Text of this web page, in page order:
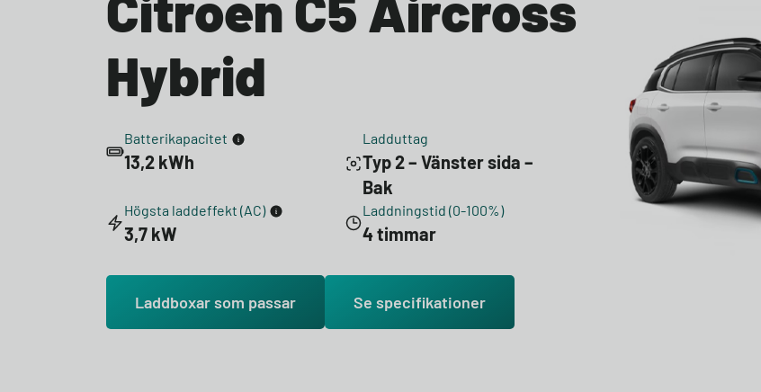
Hybrid
Batterikapacitet
13,2 kWh
Ladduttag
Typ 2 – Vänster sida –
Bak
Högsta laddeffekt (AC)
3,7 kW
Laddningstid (0-100%)
4 timmar
Laddboxar som passar Se specifikationer